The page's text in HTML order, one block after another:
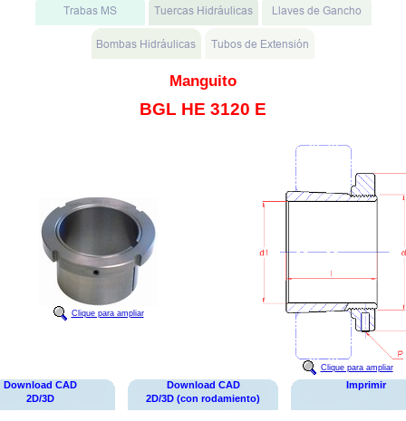
Manguito
BGL HE 3120 E
Clique para ampliar
Clique para ampliar
Download CAD
2D/3D
Download CAD
2D/3D (con rodamiento)
Imprimir